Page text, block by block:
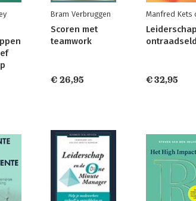
Bram Verbruggen
Scoren met
teamwork
€ 26,95
Manfred Kets
Leiderschap
ontraadseld
€ 32,95